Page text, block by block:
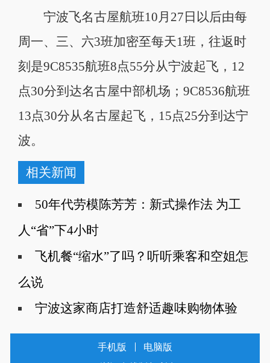
宁波飞名古屋航班10月27日以后由每
周一、三、六3班加密至每天1班，往返时
刻是9C8535航班8点55分从宁波起飞，12
点30分到达名古屋中部机场；9C8536航班
13点30分从名古屋起飞，15点25分到达宁
波。
相关新闻
50年代劳模陈芳芳：新式操作法 为工
人“省”下4小时
飞机餐“缩水”了吗？听听乘客和空姐怎
么说
宁波这家商店打造舒适趣味购物体验
手机版
电脑版